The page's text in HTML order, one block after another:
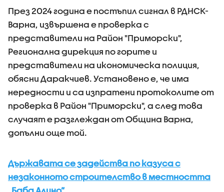
През 2024 година е постъпил сигнал в РДНСК-
Варна, извършена е проверка с
представители на Район "Приморски",
Регионална дирекция по горите и
представители на икономическа полиция,
обясни Даракчиев. Установено е, че има
нередности и са изпратени протоколите от
проверка в Район "Приморски", а след това
случаят е разглеждан от Община Варна,
допълни още той.
Държавата се задейства по казуса с
незаконното строителство в местността